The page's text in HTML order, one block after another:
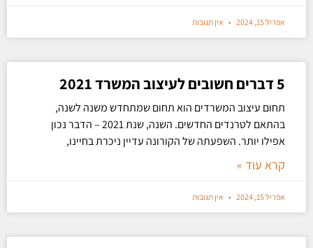
אפריל 15, 2024 אין תגובות
5 דברים חשובים לעיצוב המשרד 2021
תחום עיצוב המשרדים הוא תחום שמתחדש משנה לשנה,
בהתאם לטרנדים החדשים. השנה, שנת 2021 – הדבר נכון
אפילו יותר. השפעתה של הקורונה עדיין ניכרת בחיינו,
קרא עוד »
אפריל 15, 2024 אין תגובות